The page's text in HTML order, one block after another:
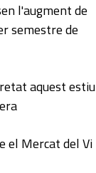
l'augment de
semestre de
aquest estiu
el Mercat del Vi